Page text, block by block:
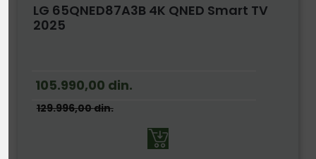
LG 65QNED87A3B 4K QNED Smart TV
2025
105.990,00 din.
129.996,00din.